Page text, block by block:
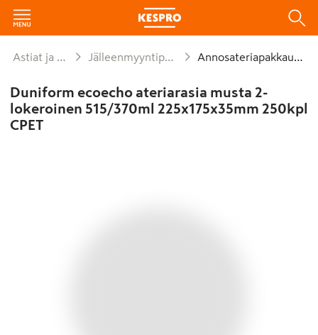
Astiat ja kattaus Jälleenmyyntipakkaukset Annosateriapakkaukset
Duniform ecoecho ateriarasia musta 2-
lokeroinen 515/370ml 225x175x35mm 250kpl
CPET